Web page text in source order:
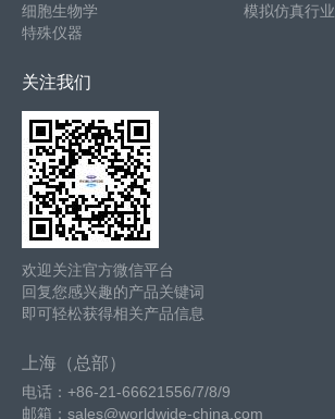
细胞生物学
特殊仪器
模拟仿真行业
关注我们
欢迎关注官方微信平台
回复您感兴趣的产品关键词
即可轻松获得相关产品信息
上海（总部）
电话：+86-21-66621556/7/8/9
邮箱：sales@worldwide-china.com